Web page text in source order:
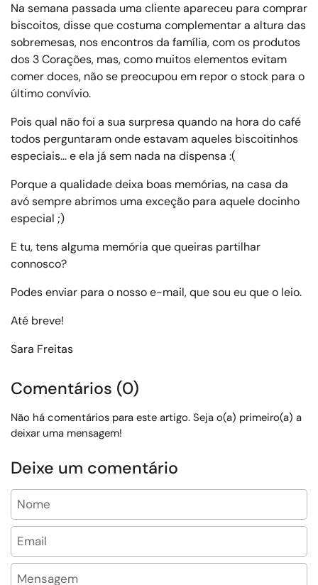
Na semana passada uma cliente apareceu para comprar
biscoitos, disse que costuma complementar a altura das
sobremesas, nos encontros da família, com os produtos
dos 3 Corações, mas, como muitos elementos evitam
comer doces, não se preocupou em repor o stock para o
último convívio.
Pois qual não foi a sua surpresa quando na hora do café
todos perguntaram onde estavam aqueles biscoitinhos
especiais... e ela já sem nada na dispensa :(
Porque a qualidade deixa boas memórias, na casa da
avó sempre abrimos uma exceção para aquele docinho
especial ;)
E tu, tens alguma memória que queiras partilhar
connosco?
Podes enviar para o nosso e-mail, que sou eu que o leio.
Até breve!
Sara Freitas
Comentários (0)
Não há comentários para este artigo. Seja o(a) primeiro(a) a
deixar uma mensagem!
Deixe um comentário
Nome
Email
Mensagem